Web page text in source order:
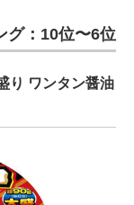
グ：10位〜6位
り ワンタン醤油